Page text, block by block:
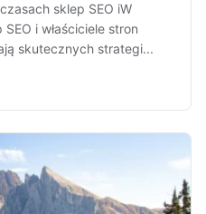
sklep SEO iW
i właściciele stron
skutecznych strategi...